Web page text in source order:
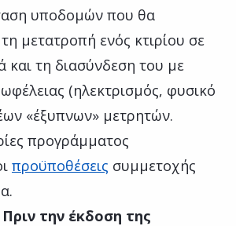
υποδομών που θα
μετατροπή ενός κτιρίου σε
και τη διασύνδεση του με
(ηλεκτρισμός, φυσικό
«έξυπνων» μετρητών.
προγράμματος
προϋποθέσεις συμμετοχής
την έκδοση της